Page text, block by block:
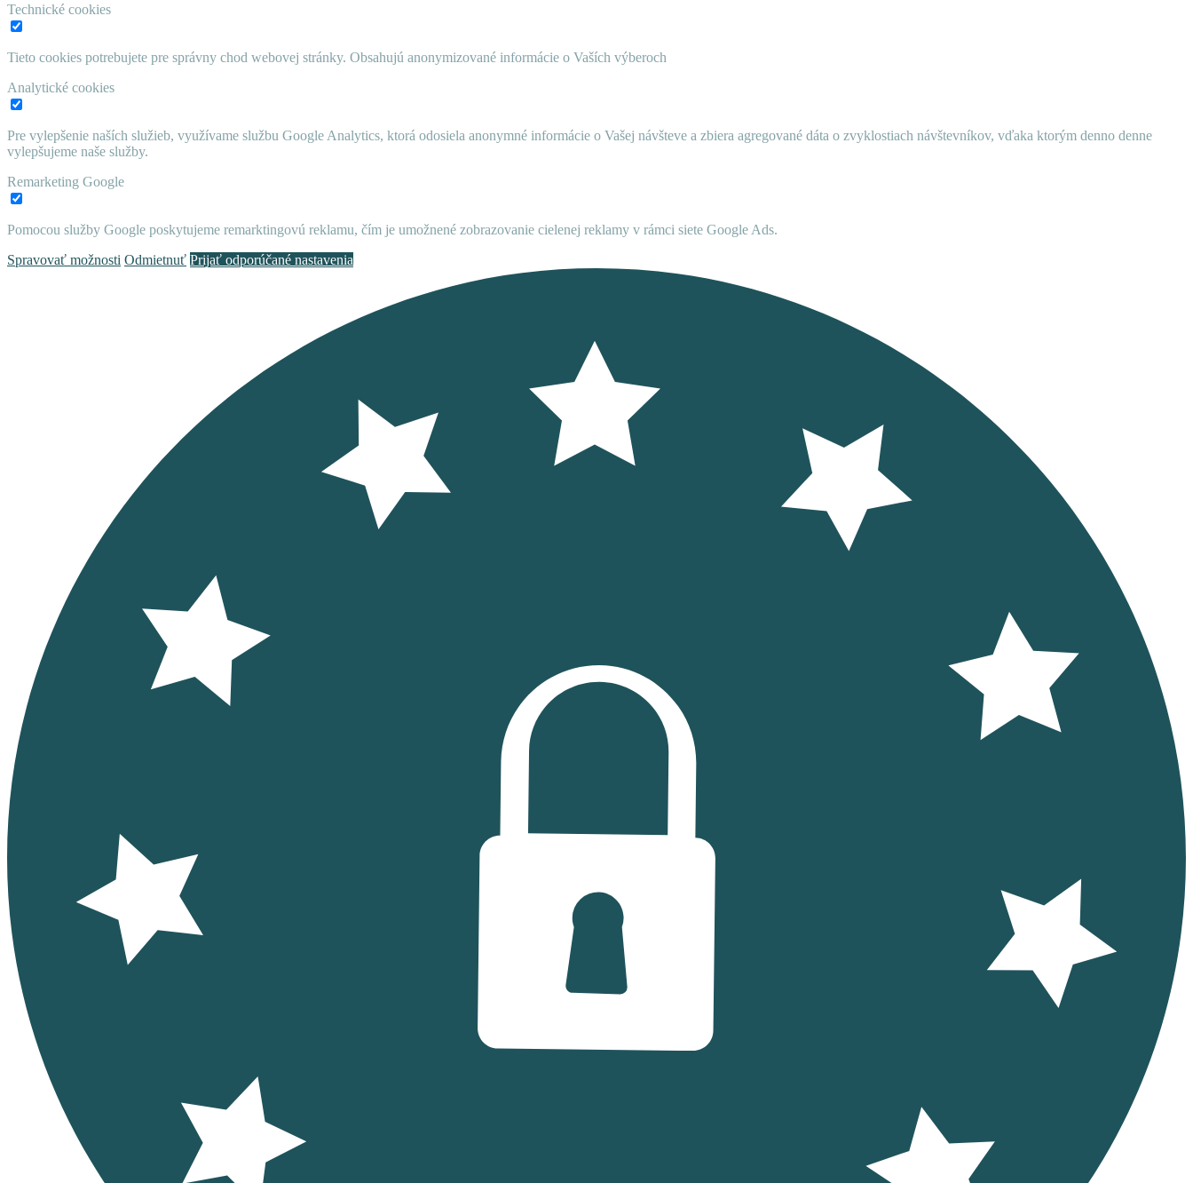
Technické cookies
Tieto cookies potrebujete pre správny chod webovej stránky. Obsahujú anonymizované informácie o Vaších výberoch
Analytické cookies
Pre vylepšenie naších služieb, využívame službu Google Analytics, ktorá odosiela anonymné informácie o Vašej návšteve a zbiera agregované dáta o zvyklostiach návštevníkov, vďaka ktorým denno denne
vylepšujeme naše služby.
Remarketing Google
Pomocou služby Google poskytujeme remarktingovú reklamu, čím je umožnené zobrazovanie cielenej reklamy v rámci siete Google Ads.
Spravovať možnosti Odmietnuť Prijať odporúčané nastavenia